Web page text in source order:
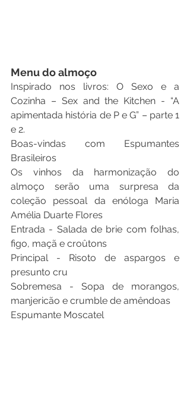
Menu do almoço
Inspirado nos livros: O Sexo e a
Cozinha – Sex and the Kitchen - “A
apimentada história de P e G” – parte 1
e 2.
Boas-vindas com Espumantes
Brasileiros
Os vinhos da harmonização do
almoço serão uma surpresa da
coleção pessoal da enóloga Maria
Amélia Duarte Flores
Entrada - Salada de brie com folhas,
figo, maçã e croûtons
Principal - Risoto de aspargos e
presunto cru
Sobremesa - Sopa de morangos,
manjericão e crumble de amêndoas
Espumante Moscatel